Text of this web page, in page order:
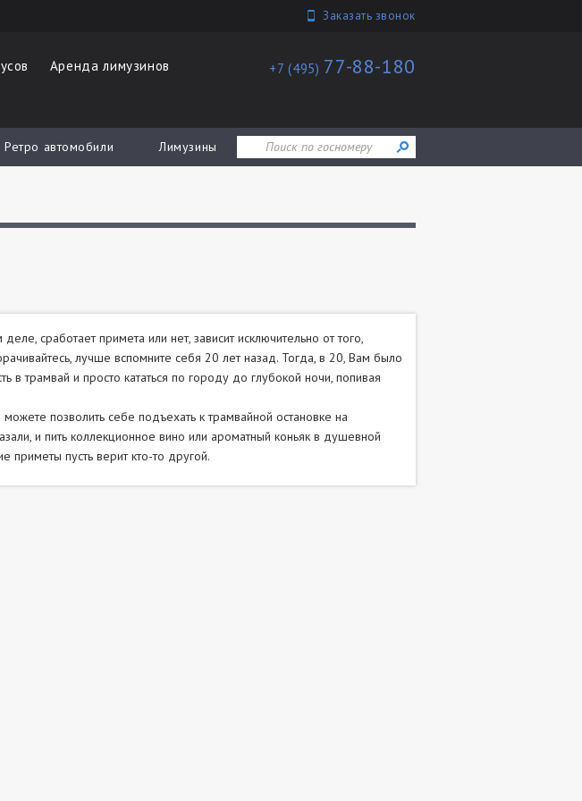
Заказать звонок
+7 (495) 77-88-180
Аренда лимузинов
Ретро автомобили Лимузины
сработает примета или нет, зависит исключительно от того,
лучше вспомните себя 20 лет назад. Тогда, в 20, Вам было
трамвай и просто кататься по городу до глубокой ночи, попивая
позволить себе подъехать к трамвайной остановке на
и пить коллекционное вино или ароматный коньяк в душевной
пусть верит кто-то другой.